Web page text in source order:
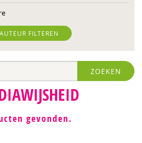
AUTEUR FILTEREN
ZOEKEN
gevonden.